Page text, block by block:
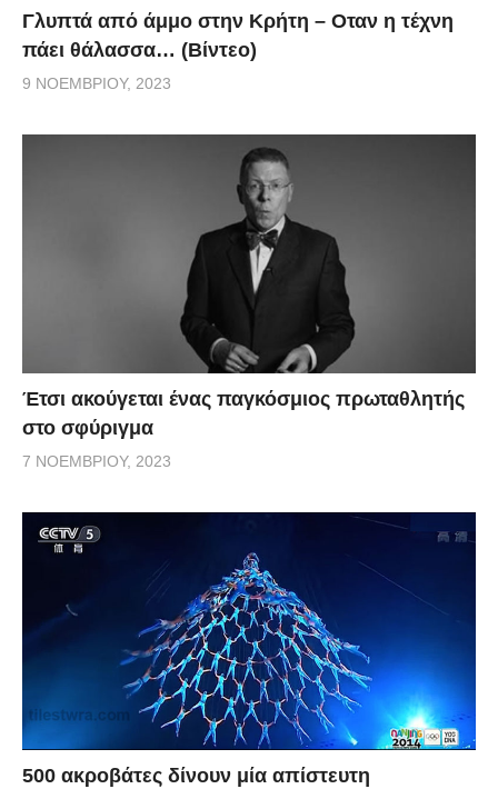
Γλυπτά από άμμο στην Κρήτη – Οταν η τέχνη
πάει θάλασσα… (Βίντεο)
9 ΝΟΕΜΒΡΊΟΥ, 2023
Έτσι ακούγεται ένας παγκόσμιος πρωταθλητής
στο σφύριγμα
7 ΝΟΕΜΒΡΊΟΥ, 2023
500 ακροβάτες δίνουν μία απίστευτη